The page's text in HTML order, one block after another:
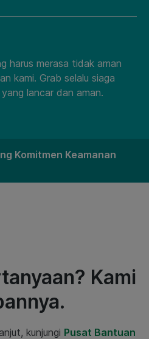
harus merasa tidak aman
kami. Grab selalu siaga
lancar dan aman.
Komitmen Keamanan
Kami
kunjungi Pusat Bantuan